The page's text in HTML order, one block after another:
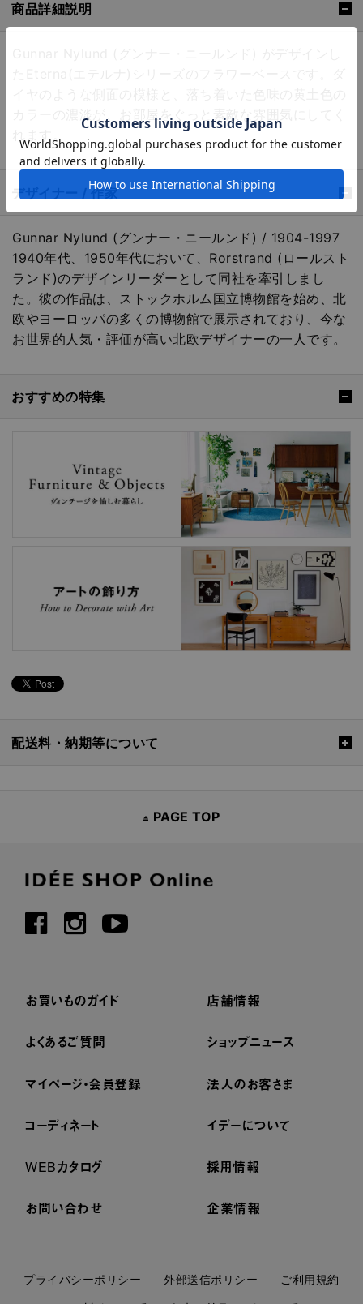
商品詳細説明
カラーの濃淡が、お部屋をぐっと素敵な雰囲気にしてく
デザイナー / 作家
Gunnar Nylund (グンナー・ニールンド) / 1904-1997
1940年代、1950年代において、Rorstrand (ロールスト
ランド)のデザインリーダーとして同社を牽引しまし
た。彼の作品は、ストックホルム国立博物館を始め、北
欧やヨーロッパの多くの博物館で展示されており、今な
お世界的人気・評価が高い北欧デザイナーの一人です。
おすすめの特集
配送料・納期等について
PAGE TOP
お買いものガイド
よくあるご質問
マイページ・会員登録
コーディネート
WEBカタログ
お問い合わせ
店舗情報
ショップニュース
法人のお客さま
イデーについて
採用情報
企業情報
プライバシーポリシー 外部送信ポリシー
ご利用規約